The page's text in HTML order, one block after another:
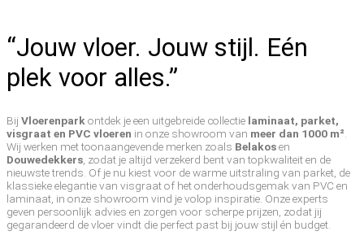
“Jouw vloer. Jouw stijl. Eén
plek voor alles.”
Bij Vloerenpark ontdek je een uitgebreide collectie laminaat, parket,
visgraat en PVC vloeren in onze showroom van meer dan 1000 m²
Wij werken met toonaangevende merken zoals Belakosen
Douwedekkers , zodat je altijd verzekerd bent van topkwaliteit en de
nieuwste trends. Of je nu kiest voor de warme uitstraling van parket, de
klassieke elegantie van visgraat of het onderhoudsgemak van PVC en
laminaat, in onze showroom vind je volop inspiratie. Onze experts
geven persoonlijk advies en zorgen voor scherpe prijzen, zodat jij
gegarandeerd de vloer vindt die perfect past bij jouw stijl én budget.